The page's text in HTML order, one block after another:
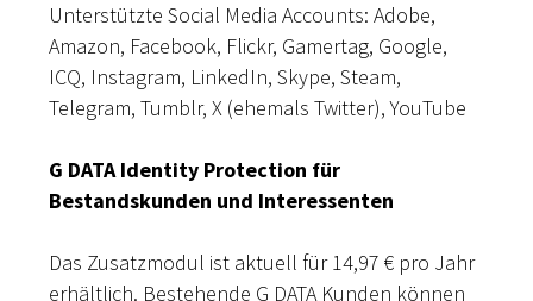
Unterstützte Social Media Accounts: Adobe,
Amazon, Facebook, Flickr, Gamertag, Google,
ICQ, Instagram, LinkedIn, Skype, Steam,
Telegram, Tumblr, X (ehemals Twitter), YouTube
G DATA Identity Protection für
Bestandskunden und Interessenten
Das Zusatzmodul ist aktuell für 14,97 € pro Jahr
erhältlich. Bestehende G DATA Kunden können